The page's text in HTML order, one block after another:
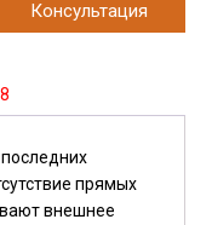
Консультация
прямых
внешнее